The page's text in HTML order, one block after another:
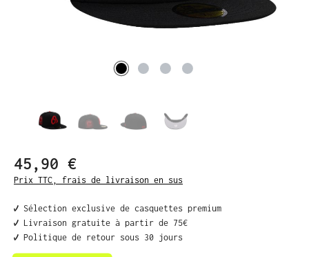
45,90 €
Prix TTC, frais de livraison en sus
✔️ Sélection exclusive de casquettes premium
✔️ Livraison gratuite à partir de 75€
✔️ Politique de retour sous 30 jours